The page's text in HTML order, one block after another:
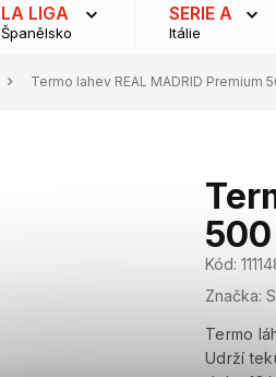
LA LIGA
Španělsko
SERIE A
Itálie
Termo lahev REAL MADRID Premium
Kód:
Značka:
Termo
Udrží